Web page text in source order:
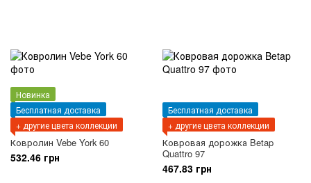
Новинка
Бесплатная доставка
+ другие цвета коллекции
Ковролин Vebe York 60
532.46 грн
Бесплатная доставка
+ другие цвета коллекции
Ковровая дорожка Betap
Quattro 97
467.83 грн